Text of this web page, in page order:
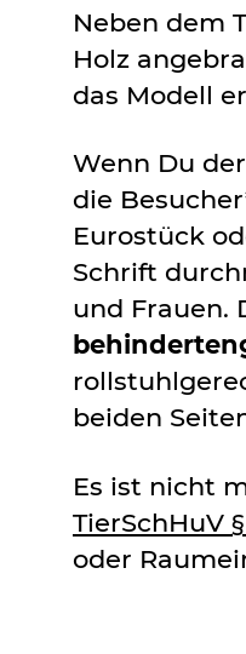
Neben dem
Holz
das Modell
Wenn Du
die
Eurostück
Schrift
und Frauen.
beiden
Es ist nicht
TierSchHuV
oder